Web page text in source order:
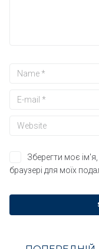
Зберегти моє
браузері для моїх